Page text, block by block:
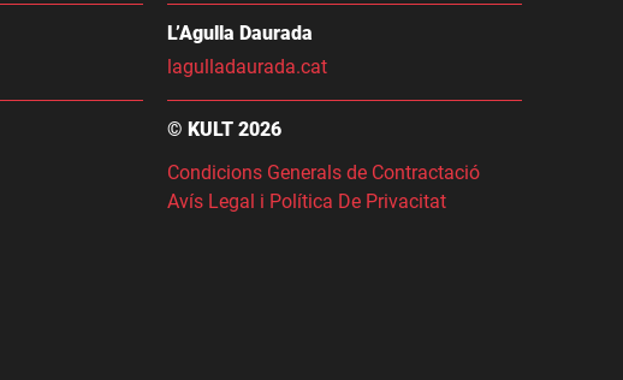
L’Agulla Daurada
lagulladaurada.cat
© KULT 2026
Condicions Generals de Contractació
Avís Legal i Política De Privacitat